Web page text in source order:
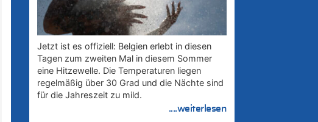
Jetzt ist es offiziell: Belgien erlebt in diesen
Tagen zum zweiten Mal in diesem Sommer
eine Hitzewelle. Die Temperaturen liegen
regelmäßig über 30 Grad und die Nächte sind
für die Jahreszeit zu mild.
....weiterlesen